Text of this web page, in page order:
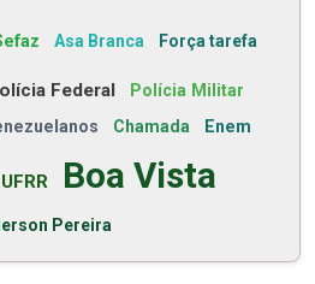
Asa Branca Força tarefa
Federal Polícia Militar
Chamada Enem
UFRR Boa Vista
Pereira